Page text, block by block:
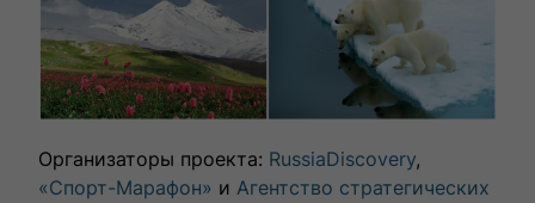
Организаторы проекта: RussiaDiscovery,
«Спорт-Марафон» и Агентство стратегических